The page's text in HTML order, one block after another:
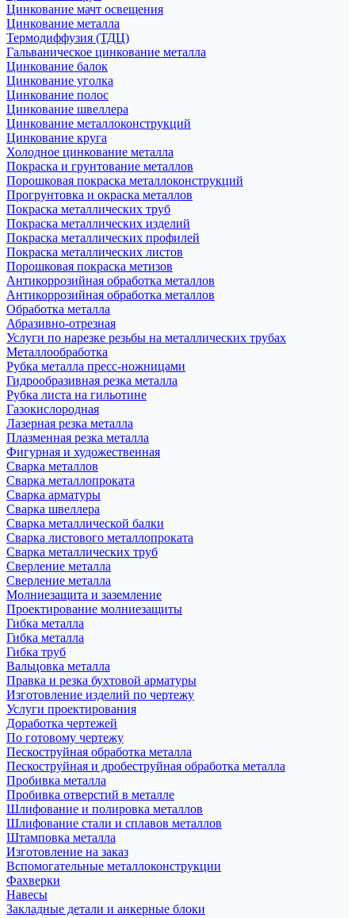
Цинкование мачт освещения
Цинкование металла
Термодиффузия (ТДЦ)
Гальваническое цинкование металла
Цинкование балок
Цинкование уголка
Цинкование полос
Цинкование швеллера
Цинкование металлоконструкций
Цинкование круга
Холодное цинкование металла
Покраска и грунтование металлов
Порошковая покраска металлоконструкций
Прогрунтовка и окраска металлов
Покраска металлических труб
Покраска металлических изделий
Покраска металлических профилей
Покраска металлических листов
Порошковая покраска метизов
Антикоррозийная обработка металлов
Антикоррозийная обработка металлов
Обработка металла
Абразивно-отрезная
Услуги по нарезке резьбы на металлических трубах
Металлообработка
Рубка металла пресс-ножницами
Гидрообразивная резка металла
Рубка листа на гильотине
Газокислородная
Лазерная резка металла
Плазменная резка металла
Фигурная и художественная
Сварка металлов
Сварка металлопроката
Сварка арматуры
Сварка швеллера
Сварка металлической балки
Сварка листового металлопроката
Сварка металлических труб
Сверление металла
Сверление металла
Молниезащита и заземление
Проектирование молниезащиты
Гибка металла
Гибка металла
Гибка труб
Вальцовка металла
Правка и резка бухтовой арматуры
Изготовление изделий по чертежу
Услуги проектирования
Доработка чертежей
По готовому чертежу
Пескоструйная обработка металла
Пескоструйная и дробеструйная обработка металла
Пробивка металла
Пробивка отверстий в металле
Шлифование и полировка металлов
Шлифование стали и сплавов металлов
Штамповка металла
Изготовление на заказ
Вспомогательные металлоконструкции
Фахверки
Навесы
Закладные детали и анкерные блоки